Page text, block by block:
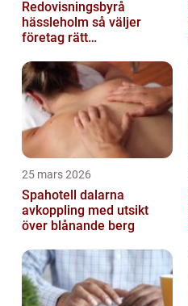
Redovisningsbyrå
hässleholm så väljer
företag rätt
25 mars 2026
Spahotell dalarna
avkoppling med utsikt
över blånande berg